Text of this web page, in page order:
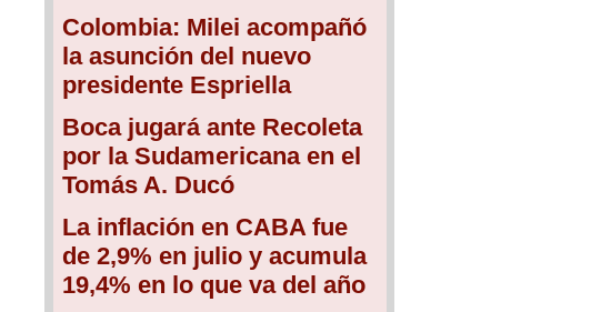
Colombia: Milei acompañó
la asunción del nuevo
presidente Espriella
Boca jugará ante Recoleta
por la Sudamericana en el
Tomás A. Ducó
La inflación en CABA fue
de 2,9% en julio y acumula
19,4% en lo que va del año